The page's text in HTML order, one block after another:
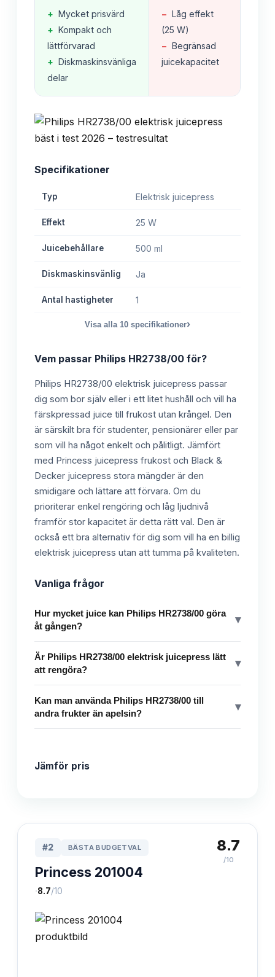
+ Mycket prisvärd
+ Kompakt och
lättförvarad
+ Diskmaskinsvänliga
delar
− Låg effekt
(25 W)
− Begränsad
juicekapacitet
Specifikationer
Typ Elektrisk juicepress
Effekt 25 W
Juicebehållare 500 ml
Diskmaskinsvänlig Ja
Antal hastigheter 1
Visa alla 10 specifikationer›
Vem passar Philips HR2738/00 för?
Philips HR2738/00 elektrisk juicepress passar
dig som bor själv eller i ett litet hushåll och vill ha
färskpressad juice till frukost utan krångel. Den
är särskilt bra för studenter, pensionärer eller par
som vill ha något enkelt och pålitligt. Jämfört
med Princess juicepress frukost och Black &
Decker juicepress stora mängder är den
smidigare och lättare att förvara. Om du
prioriterar enkel rengöring och låg ljudnivå
framför stor kapacitet är detta rätt val. Den är
också ett bra alternativ för dig som vill ha en billig
elektrisk juicepress utan att tumma på kvaliteten.
Vanliga frågor
Hur mycket juice kan Philips HR2738/00 göra
åt gången?
▾
Är Philips HR2738/00 elektrisk juicepress lätt
att rengöra?
▾
Kan man använda Philips HR2738/00 till
andra frukter än apelsin?
▾
Jämför pris
#2 BÄSTA BUDGETVAL
Princess 201004
·8.7/10
8.7
/10